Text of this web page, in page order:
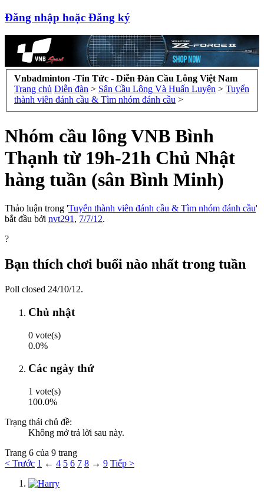
Đăng nhập hoặc Đăng ký
Vnbadminton -Tin Tức - Diễn Đàn Cầu Lông Việt Nam
Trang chủ Diễn đàn > Sân Cầu Lông Và Huấn Luyện > Tuyển
thành viên đánh cầu & Tìm nhóm đánh cầu >
Nhóm cầu lông VNB Bình
Thạnh từ 19h-21h Chủ Nhật
hàng tuần (sân Bình Minh)
Thảo luận trong 'Tuyển thành viên đánh cầu & Tìm nhóm đánh cầu'
bắt đầu bởi nvt291 , 7/7/12.
?
Bạn thích chơi buổi nào nhất trong tuần
Poll closed 24/10/12.
Chủ nhật
0 vote(s)
0.0%
Các ngày thứ
1 vote(s)
100.0%
Trạng thái chủ đề:
Không mở trả lời sau này.
Trang 6 của 9 trang
< Trước 1 ← 4 5 6 7 8 → 9 Tiếp >